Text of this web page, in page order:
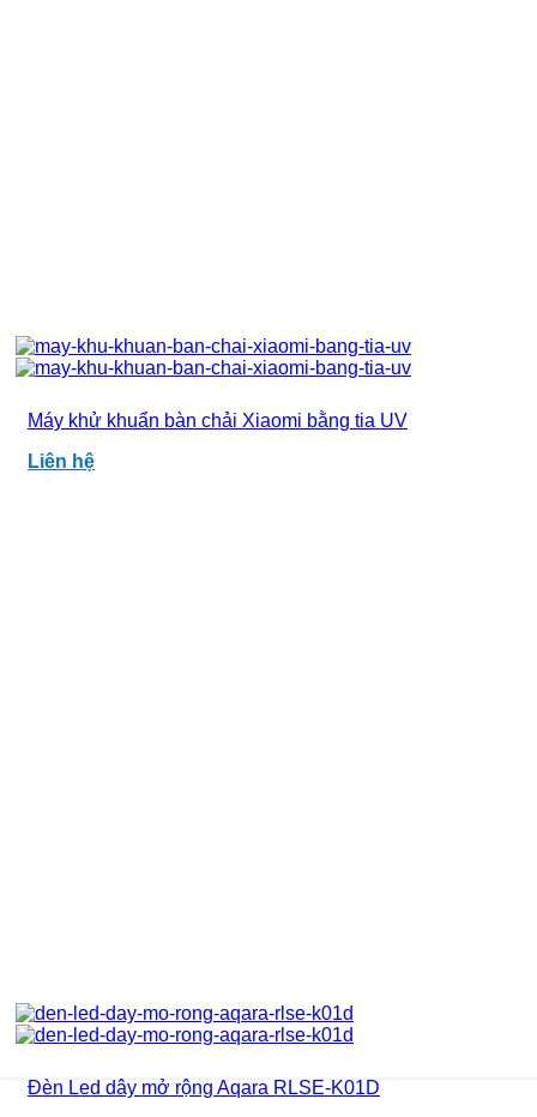
Máy khử khuẩn bàn chải Xiaomi bằng tia UV
Liên hệ
Đèn Led dây mở rộng Aqara RLSE-K01D